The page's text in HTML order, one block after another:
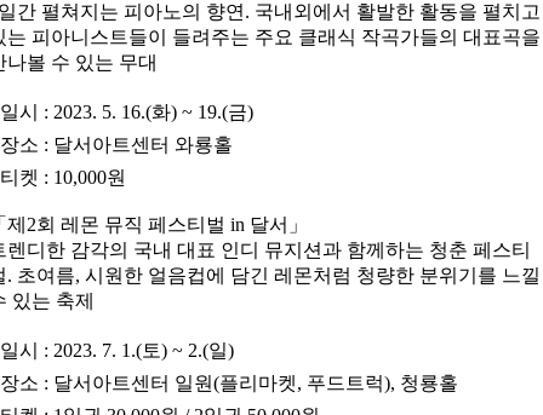
간 펼쳐지는 피아노의 향연. 국내외에서 활발한 활동을 펼치고
는 피아니스트들이 들려주는 주요 클래식 작곡가들의 대표곡을
나볼 수 있는 무대
일시
: 2023. 5. 16.(화) ~ 19.(금)
장소 : 달서아트센터 와룡홀
티켓 : 10,000원
제2회 레몬 뮤직 페스티벌 in 달서 」
렌디한 감각의 국내 대표 인디 뮤지션과 함께하는 청춘 페스티
. 초여름, 시원한 얼음컵에 담긴 레몬처럼 청량한 분위기를 느낄
있는 축제
일시
: 2023. 7. 1.(토) ~ 2.(일)
장소 : 달서아트센터 일원(플리마켓, 푸드트럭), 청룡홀